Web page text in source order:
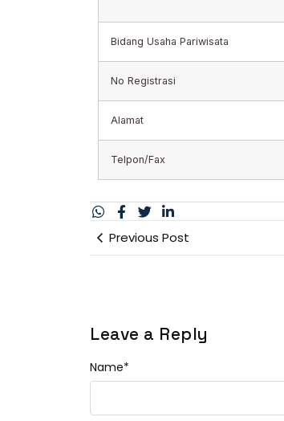
Bidang Usaha Pariwisata
No Registrasi
Alamat
Telpon/Fax
Previous Post
Leave a Reply
Name*